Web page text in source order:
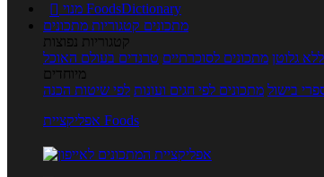

מנוי FoodsDictionary
מתכונים קטגוריות מתכונים
קטגוריות נפוצות
גלוטן מתכונים לסוכרתיים טרנדים בעולם האוכל
מיוחדים
בישול מתכונים לפי חגים ועונות לפי שיטות הכנה
אפליקציית Foods